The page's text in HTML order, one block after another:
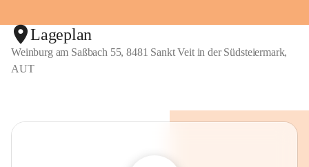
Lageplan
Weinburg am Saßbach 55, 8481 Sankt Veit in der Südsteiermark,
AUT